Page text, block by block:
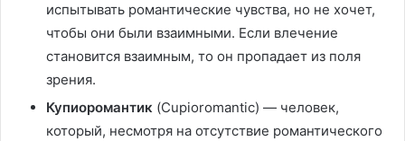
испытывать романтические чувства, но не хочет,
чтобы они были взаимными. Если влечение
становится взаимным, то он пропадает из поля
зрения.
Купиоромантик (Cupioromantic) — человек,
который, несмотря на отсутствие романтического